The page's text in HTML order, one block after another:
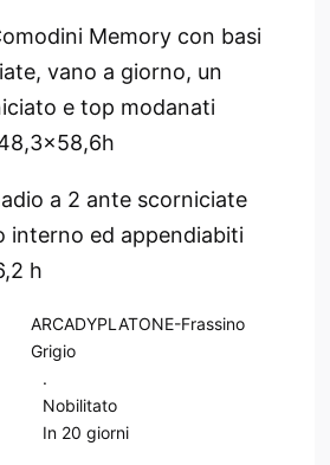
Memory con basi
vano a giorno, un
e top modanati
a 2 ante scorniciate
interno ed appendiabiti
h
ARCADYPLATONE-Frassino
Grigio
.
Nobilitato
In 20 giorni